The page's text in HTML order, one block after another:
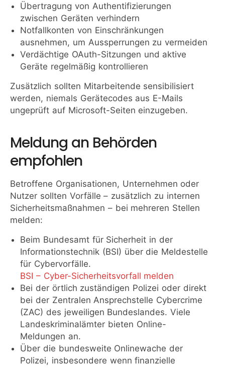
Übertragung von Authentifizierungen
zwischen Geräten verhindern
Notfallkonten von Einschränkungen
ausnehmen, um Aussperrungen zu vermeiden
Verdächtige OAuth-Sitzungen und aktive
Geräte regelmäßig kontrollieren
Zusätzlich sollten Mitarbeitende sensibilisiert
werden, niemals Gerätecodes aus E-Mails
ungeprüft auf Microsoft-Seiten einzugeben.
Meldung an Behörden
empfohlen
Betroffene Organisationen, Unternehmen oder
Nutzer sollten Vorfälle – zusätzlich zu internen
Sicherheitsmaßnahmen – bei mehreren Stellen
melden:
Beim Bundesamt für Sicherheit in der
Informationstechnik (BSI) über die Meldestelle
für Cybervorfälle.
BSI – Cyber-Sicherheitsvorfall melden
Bei der örtlich zuständigen Polizei oder direkt
bei der Zentralen Ansprechstelle Cybercrime
(ZAC) des jeweiligen Bundeslandes. Viele
Landeskriminalämter bieten Online-
Meldungen an.
Über die bundesweite Onlinewache der
Polizei, insbesondere wenn finanzielle